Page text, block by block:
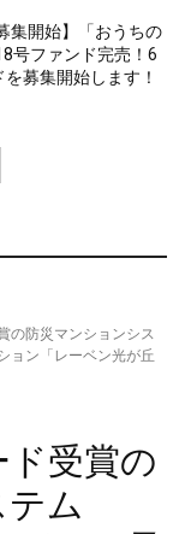
集開始】「おうちの
号ファンド完売！6
募集開始します！